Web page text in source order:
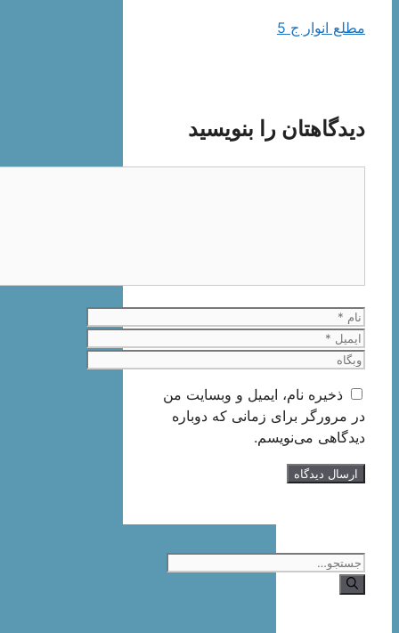
مطلع انوار ج 5
دیدگاهتان را بنویسید
نام
ایمیل
وبگاه
ذخیره نام، ایمیل و وبسایت من
در مرورگر برای زمانی که دوباره
دیدگاهی می‌نویسم.
جستجوی